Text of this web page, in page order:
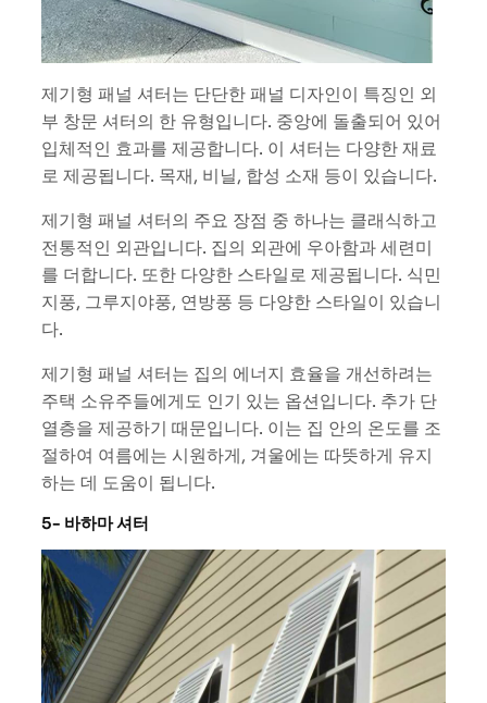
제기형 패널 셔터는 단단한 패널 디자인이 특징인 외
부 창문 셔터의 한 유형입니다. 중앙에 돌출되어 있어
입체적인 효과를 제공합니다. 이 셔터는 다양한 재료
로 제공됩니다. 목재, 비닐, 합성 소재 등이 있습니다.
제기형 패널 셔터의 주요 장점 중 하나는 클래식하고
전통적인 외관입니다. 집의 외관에 우아함과 세련미
를 더합니다. 또한 다양한 스타일로 제공됩니다. 식민
지풍, 그루지야풍, 연방풍 등 다양한 스타일이 있습니
다.
제기형 패널 셔터는 집의 에너지 효율을 개선하려는
주택 소유주들에게도 인기 있는 옵션입니다. 추가 단
열층을 제공하기 때문입니다. 이는 집 안의 온도를 조
절하여 여름에는 시원하게, 겨울에는 따뜻하게 유지
하는 데 도움이 됩니다.
5- 바하마 셔터